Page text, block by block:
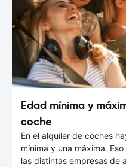
Edad mínima y
coche
En el alquiler de coches
mínima y una máxima.
las distintas empresas de